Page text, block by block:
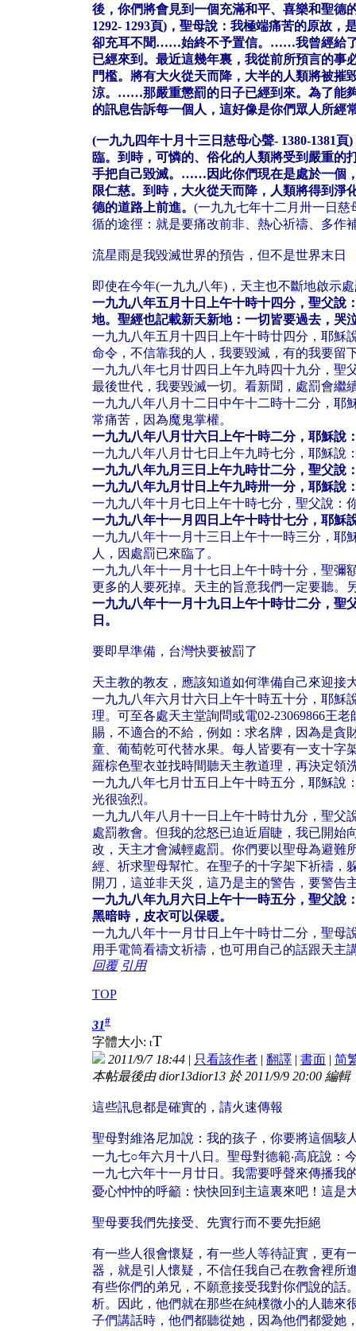
後，你們將會見到一個充滿和平、喜樂和聖德
1292- 1293頁)，聖母說：我極端痛苦的原故
卻充耳不聞……始終不予置信。……我曾經給了
已經來到。最近這幾年裏，我從前所預言的事
門檻。將有大火從天而降，大半的人類將被
涼。……那嚴重懲罰的日子已經到來。為了能
的訊息告訴每一個人，這好像是你們眾人所經
(一九九四年十月十三日慈母心聲- 1380-1381
臨。到時，可憐的、俗化的人類將受到嚴重
手把自己毀滅。……因此你們現在是處於一個
限仁慈。到時，大火從天而降，人類將得到
德的道路上前進。 (一九九七年十二月卅一日慈
循的途徑：就是要痛改前非、熱心祈禱、多作
流星雨是我毀滅世界的預告，但不是世界末日
即使在今年(一九九八年)，天主也不斷地啟示
一九九八年五月十日上午十時十四分，聖父說
地。聖經也記載新天新地：一切皆要過去，哭
一九九八年五月十四日上午十時廿四分，耶穌
命令，不信靠我的人，我要毀滅，有的我要留
一九九八年七月廿四日上午九時四十九分，聖
最後世代，我要毀滅一切。看新聞，處罰會繼
一九九八年八月十二日中午十二時十二分，耶
常痛苦，因為魔鬼掌權。
一九九八年八月廿六日上午十時二分，耶穌說
一九九八年八月廿七日上午九時七分，耶穌說
一九九八年九月三日上午九時廿二分，聖父說
一九九八年九月廿日上午九時卅一分，耶穌說
一九九八年十月七日上午十時七分，聖父說：
一九九八年十一月四日上午十時廿七分，耶穌
一九九八年十一月十三日上午十一時三分，耶
人，因處罰已來臨了。
一九九八年十一月十七日上午十時十分，聖彌
更多的人要死掉。天主的旨意我們一定要聽。
一九九八年十一月十九日上午十時廿二分，聖
日。
要即早準備，台灣快要被罰了
天主教的教友，應該知道如何準備自己來迎接
一九九八年六月廿六日上午十時五十分，耶穌
理。可至各處天主堂詢問或電02-23069866王
賜，不適合的不給，例如：求名牌，因為是貪
童、葡萄乾可代替水果。每人皆要有一支十字
羅棕色聖衣並找時間聽天主教道理，再決定領
一九九八年七月廿五日上午十時五分，耶穌說
光很強烈。
一九九八年八月十一日上午十時廿九分，聖父
處罰教會。但我的忿怒已迫近眉睫，我已開始
改，天主才會減輕處罰。你們要以聖母為避難
經、祈求聖母幫忙。在聖子的十字架下祈禱
開刀，這並非天災，這乃是主的警告，要警告
一九九八年九月六日上午十一時五分，聖父說
黑暗時，皮衣可以保暖。
一九九八年十一月廿日上午十時廿二分，聖母
用手電筒看禱文祈禱，也可用自己的話跟天主
回覆 引用
TOP
31#
字體大小: tT
2011/9/7 18:44 | 只看該作者 | 翻譯 | 書面 | 简
本帖最後由 dior13dior13 於 2011/9/9 20:00 編輯
這些訊息都是確實的，請火速傳報
聖母對維洛尼加說：我的孩子，你要將這個駭
一九七○年六月十八日。聖母對德範‧高庇說：
一九七六年十一月廿日。我需要呼聲來傳播我
憂心忡忡的呼籲：快快回到主這裏來吧！這是
聖母要我們先接受、先實行而不要先拒絕
有一些人很會懷疑，有一些人等待証實，更有
器，就是引人懷疑，不信任我自己在教會裡所
有些你們的弟兄，不願意接受我對你們說的話
析。因此，他們就在那些在純樸微小的人聽來
子們講話時，他們都聽從她，因為他們都愛她